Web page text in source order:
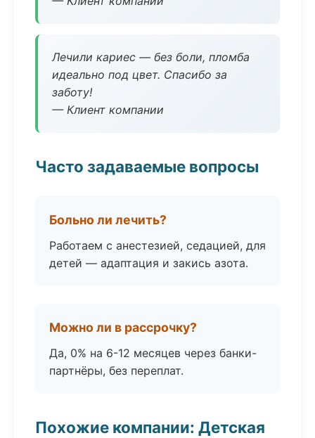
Лечили кариес — без боли, пломба
идеально под цвет. Спасибо за
заботу!
— Клиент компании
Часто задаваемые вопросы
Больно ли лечить?
Работаем с анестезией, седацией, для
детей — адаптация и закись азота.
Можно ли в рассрочку?
Да, 0% на 6-12 месяцев через банки-
партнёры, без переплат.
Похожие компании: Детская